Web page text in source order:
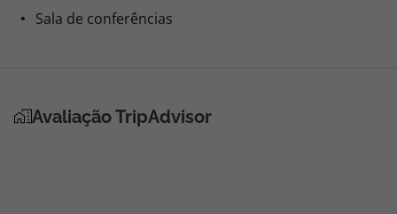
Sala de conferências
Avaliação TripAdvisor